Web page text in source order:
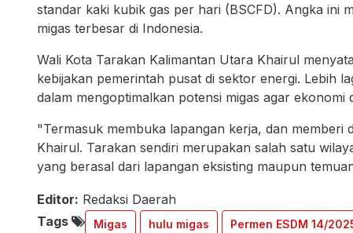
standar kaki kubik gas per hari (BSCFD). Angka ini
migas terbesar di Indonesia.
Wali Kota Tarakan Kalimantan Utara Khairul
kebijakan pemerintah pusat di sektor energi. Lebih
dalam mengoptimalkan potensi migas agar ekonomi
"Termasuk membuka lapangan kerja, dan
Khairul. Tarakan sendiri merupakan salah satu
yang berasal dari lapangan eksisting maupun
Editor: Redaksi Daerah
Tags
Migas hulu migas Permen ESDM 14/